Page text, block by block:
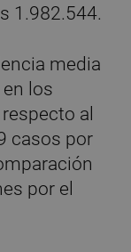
1.982.544.
media
los
al
casos por
por el